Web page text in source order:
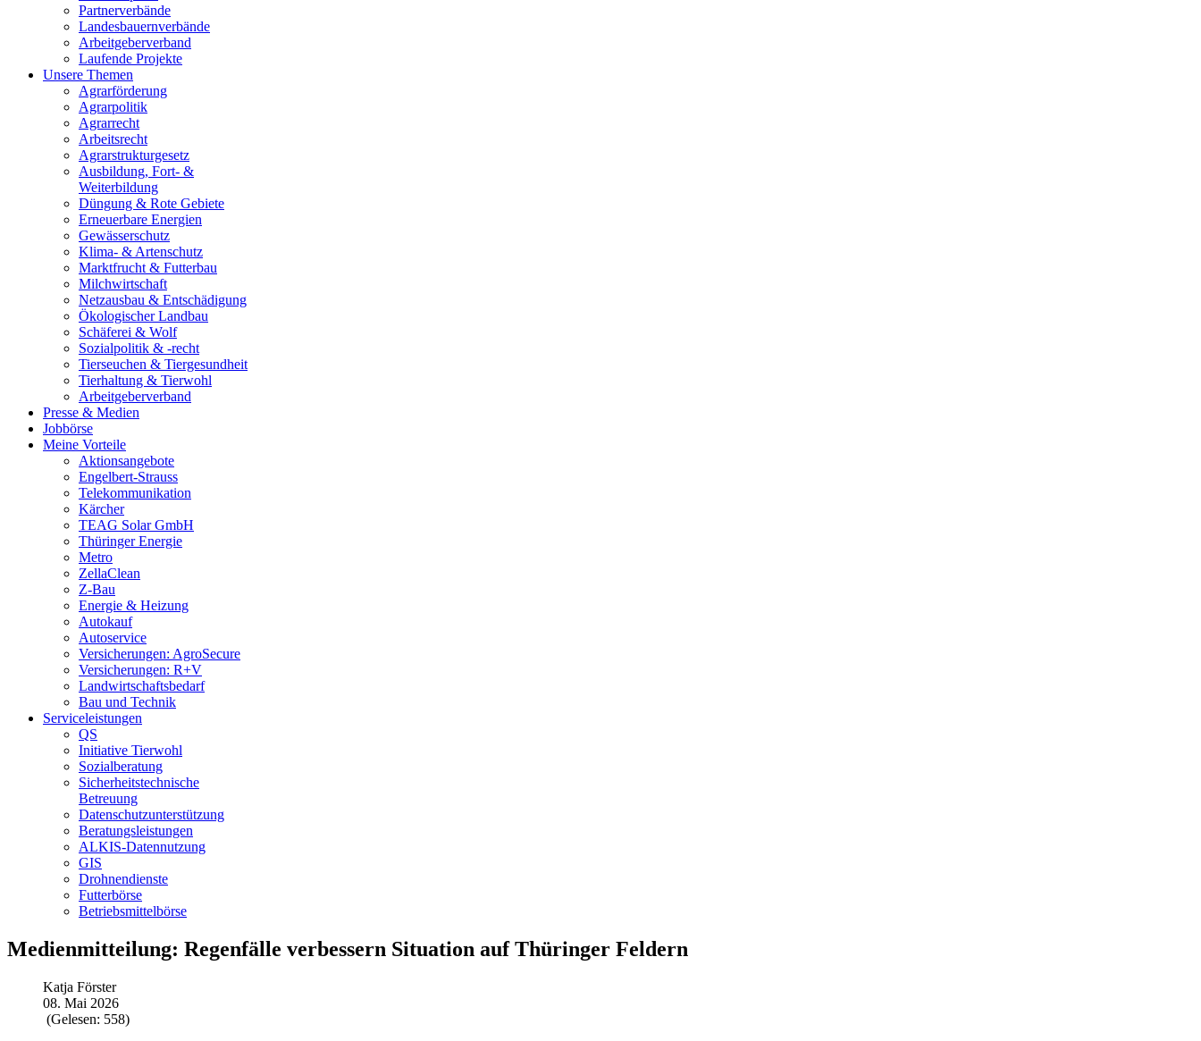
Partnerverbände
Landesbauernverbände
Arbeitgeberverband
Laufende Projekte
Unsere Themen
Agrarförderung
Agrarpolitik
Agrarrecht
Arbeitsrecht
Agrarstrukturgesetz
Ausbildung, Fort- &
Weiterbildung
Düngung & Rote Gebiete
Erneuerbare Energien
Gewässerschutz
Klima- & Artenschutz
Marktfrucht & Futterbau
Milchwirtschaft
Netzausbau & Entschädigung
Ökologischer Landbau
Schäferei & Wolf
Sozialpolitik & -recht
Tierseuchen & Tiergesundheit
Tierhaltung & Tierwohl
Arbeitgeberverband
Presse & Medien
Jobbörse
Meine Vorteile
Aktionsangebote
Engelbert-Strauss
Telekommunikation
Kärcher
TEAG Solar GmbH
Thüringer Energie
Metro
ZellaClean
Z-Bau
Energie & Heizung
Autokauf
Autoservice
Versicherungen: AgroSecure
Versicherungen: R+V
Landwirtschaftsbedarf
Bau und Technik
Service­­leistungen
QS
Initiative Tierwohl
Sozialberatung
Sicherheitstechnische
Betreuung
Datenschutzunterstützung
Beratungsleistungen
ALKIS-Datennutzung
GIS
Drohnendienste
Futterbörse
Betriebsmittelbörse
Medienmitteilung: Regenfälle verbessern Situation auf Thüringer Feldern
Katja Förster
08. Mai 2026
(Gelesen: 558)